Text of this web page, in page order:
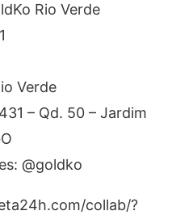
Rio Verde
Verde
– Qd. 50 – Jardim
@goldko
collab/?